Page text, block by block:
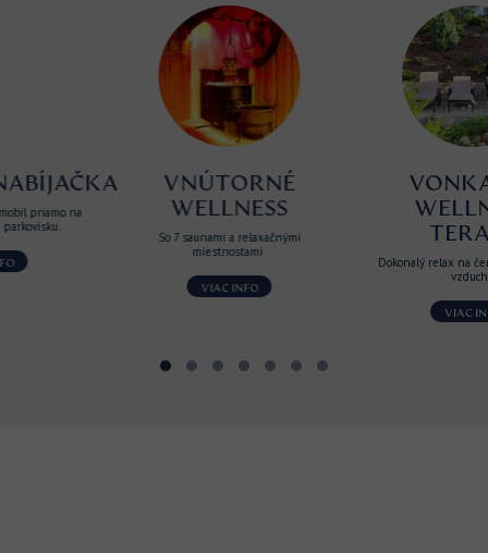
VNÚTORNÉ
WELLNESS
So 7 saunami a relaxačnými
VONKAJŠIA
WELLNESS
Dokonalý relax na čerstvom horskom